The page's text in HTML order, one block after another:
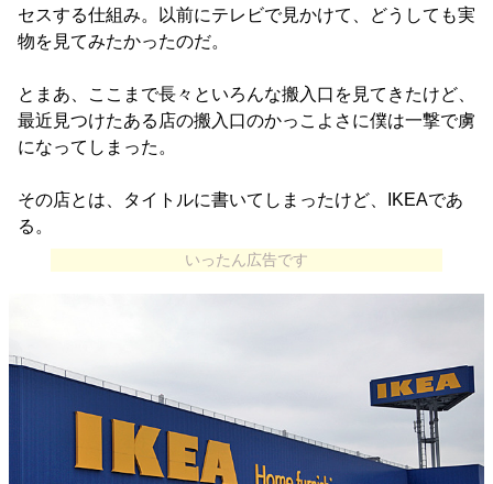
セスする仕組み。以前にテレビで見かけて、どうしても実
物を見てみたかったのだ。
とまあ、ここまで長々といろんな搬入口を見てきたけど、
最近見つけたある店の搬入口のかっこよさに僕は一撃で虜
になってしまった。
その店とは、タイトルに書いてしまったけど、IKEAであ
る。
いったん広告です